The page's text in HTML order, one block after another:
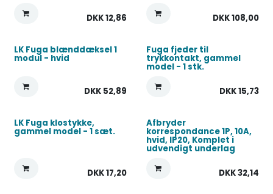
DKK12,86 DKK108,00
LK Fuga blænddæksel 1
modul - hvid
DKK 52,89
Fuga fjeder til
trykkontakt, gammel
model - 1 stk.
DKK15,73
LK Fuga klostykke,
gammel model - 1 sæt.
DKK17,20
Afbryder
korrespondance 1P, 10A,
hvid, IP20, Komplet i
udvendigt underlag
DKK32,14